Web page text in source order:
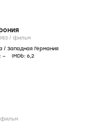
/ фильм
/ Западная Германия
– IMDb: 6,2
фильм